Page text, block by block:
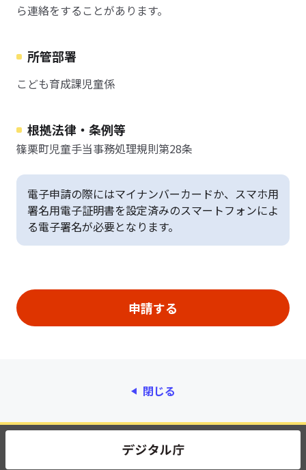
ら連絡をすることがあります。
所管部署
こども育成課児童係
根拠法律・条例等
篠栗町児童手当事務処理規則第28条
電子申請の際にはマイナンバーカードか、スマホ用
署名用電子証明書を設定済みのスマートフォンによ
る電子署名が必要となります。
閉じる